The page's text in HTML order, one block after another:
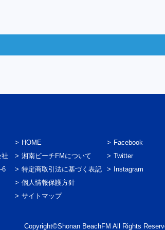
6
HOME
湘南ビーチFMについて
特定商取引法に基づく表記
個人情報保護方針
サイトマップ
Facebook
Twitter
Instagram
Copyright©Shonan BeachFM All Rights